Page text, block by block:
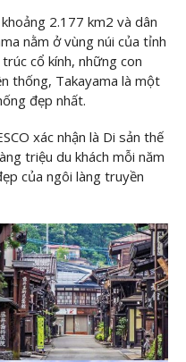
2.177 km2 và dân
nằm ở vùng núi của tỉnh
cổ kính, những con
thống, Takayama là một
đẹp nhất.
xác nhận là Di sản thế
triệu du khách mỗi năm
của ngôi làng truyền